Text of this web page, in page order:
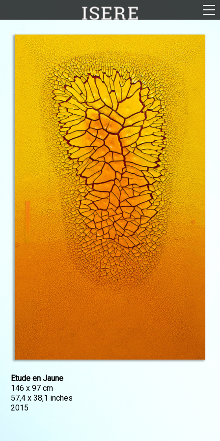
English (US)
Français
Portrait
Parcours
Galerie
Photomontages
Contact
Téléchargements
Etude en Jaune
146 x 97 cm
57,4 x 38,1 inches
2015